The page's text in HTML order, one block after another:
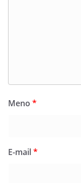
Meno *
E-mail*